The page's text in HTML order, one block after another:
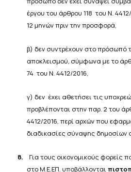
έργου του άρθρου 118 του Ν.
12 μηνών πριν την προσφορά,
β) δεν συντρέχουν στο πρόσωπό
αποκλεισμού, σύμφωνα με το
74 του Ν. 4412/2016,
γ) δεν έχει αθετήσει τις
προβλέπονται στην παρ. 2 του
4412/2016, περί αρχών που
διαδικασίες σύναψης δημοσίων
8.
Για τους οικονομικούς φορείς
στο Μ.Ε.ΕΠ. υποβάλλονται